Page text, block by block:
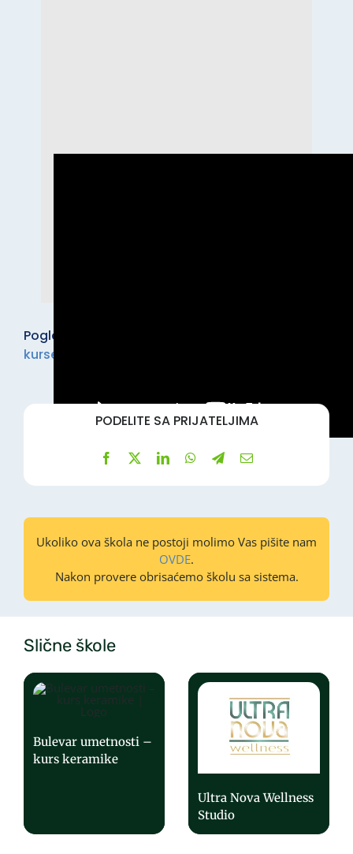
Pogledaj i ostale kurseve u kategoriji:
kursevi
PODELITE SA PRIJATELJIMA
Ukoliko ova škola ne postoji molimo Vas pišite nam
OVDE.
Nakon provere obrisaćemo školu sa sistema.
Slične škole
Bulevar umetnosti –
kurs keramike
Ultra Nova Wellness
Studio